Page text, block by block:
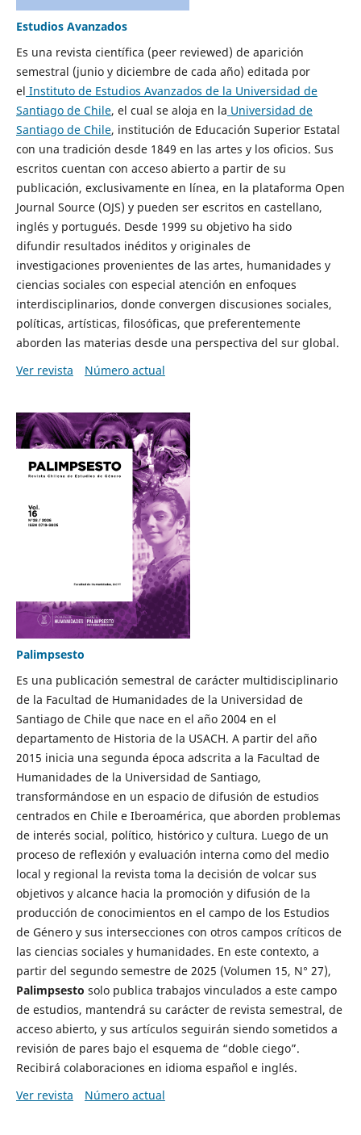
Estudios Avanzados
Es una revista científica (peer reviewed) de aparición
semestral (junio y diciembre de cada año) editada por
el Instituto de Estudios Avanzados de la Universidad de
Santiago de Chile, el cual se aloja en la Universidad de
Santiago de Chile, institución de Educación Superior Estatal
con una tradición desde 1849 en las artes y los oficios. Sus
escritos cuentan con acceso abierto a partir de su
publicación, exclusivamente en línea, en la plataforma Open
Journal Source (OJS) y pueden ser escritos en castellano,
inglés y portugués. Desde 1999 su objetivo ha sido
difundir resultados inéditos y originales de
investigaciones provenientes de las artes, humanidades y
ciencias sociales con especial atención en enfoques
interdisciplinarios, donde convergen discusiones sociales,
políticas, artísticas, filosóficas, que preferentemente
aborden las materias desde una perspectiva del sur global.
Ver revista
Número actual
Palimpsesto
Es una publicación semestral de carácter multidisciplinario
de la Facultad de Humanidades de la Universidad de
Santiago de Chile que nace en el año 2004 en el
departamento de Historia de la USACH. A partir del año
2015 inicia una segunda época adscrita a la Facultad de
Humanidades de la Universidad de Santiago,
transformándose en un espacio de difusión de estudios
centrados en Chile e Iberoamérica, que aborden problemas
de interés social, político, histórico y cultura. Luego de un
proceso de reflexión y evaluación interna como del medio
local y regional la revista toma la decisión de volcar sus
objetivos y alcance hacia la promoción y difusión de la
producción de conocimientos en el campo de los Estudios
de Género y sus intersecciones con otros campos críticos de
las ciencias sociales y humanidades. En este contexto, a
partir del segundo semestre de 2025 (Volumen 15, N° 27),
Palimpsesto solo publica trabajos vinculados a este campo
de estudios, mantendrá su carácter de revista semestral, de
acceso abierto, y sus artículos seguirán siendo sometidos a
revisión de pares bajo el esquema de “doble ciego”.
Recibirá colaboraciones en idioma español e inglés.
Ver revista
Número actual